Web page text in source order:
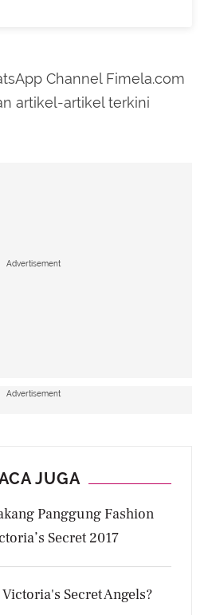
Channel Fimela.com
artikel-artikel terkini
Advertisement
Advertisement
JUGA
Panggung Fashion
Secret 2017
Victoria's Secret Angels?